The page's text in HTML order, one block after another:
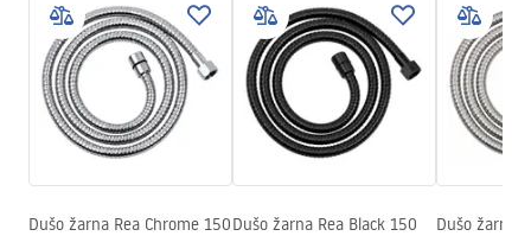
Svoris
1kg
Gamintojo kodas
JS-016
Spalva
Chrome
Saugos informacija
WARUNKI_BEZPIECZENSTWA_AKCESORIA_LAZIENKOWE.
Saugos informacija
WARUNKI_BEZPIECZENSTWA_AKCESORIA_LAZIENKOWE.
Dušo žarna Rea Chrome 150Dušo žarna Rea Black 150
Dušo žarna